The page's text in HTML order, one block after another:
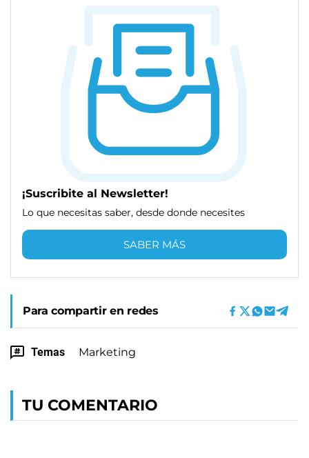
¡Suscribite al Newsletter!
Lo que necesitas saber, desde donde necesites
SABER MÁS
Para compartir en redes
Temas Marketing
TU COMENTARIO